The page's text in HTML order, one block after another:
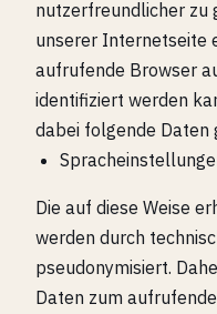
nutzerfreundlicher zu
unserer Internetseite
aufrufende Browser
identifiziert werden
dabei folgende
Die auf diese Weise
werden durch
pseudonymisiert.
Daten zum